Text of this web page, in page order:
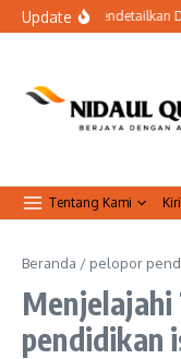
Lewati ke konten
UpdateSeni Mendetailkan
Tentang Kami
Beranda / pelopor
pendidikan